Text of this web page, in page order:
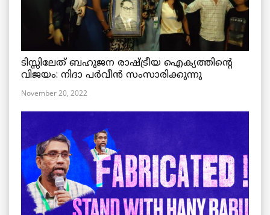
ടിസ്സിലേത് ബഹുജന രാഷ്ട്രീയ ഐക്യത്തിന്റെ
വിജയം: നിദാ പർവീൻ സംസാരിക്കുന്നു
November 20, 2022